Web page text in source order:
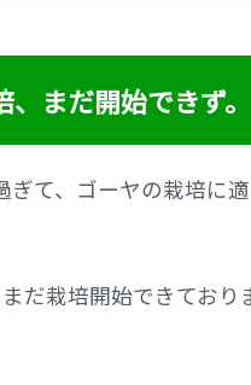
まだ開始できず。
ぎて、ゴーヤの栽培に
だ栽培開始できており